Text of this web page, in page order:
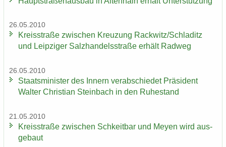
26.05.2010
Kreis­stra­ße zwi­schen Kreu­zung Rack­witz/Schla­ditz
und Leip­zi­ger Salz­han­dels­stra­ße er­hält Rad­weg
26.05.2010
Staats­mi­nis­ter des In­nern ver­ab­schie­det Prä­si­dent
Wal­ter Chris­ti­an Stein­bach in den Ru­he­stand
21.05.2010
Kreis­stra­ße zwi­schen Schkeit­bar und Meyen wird aus­
ge­baut